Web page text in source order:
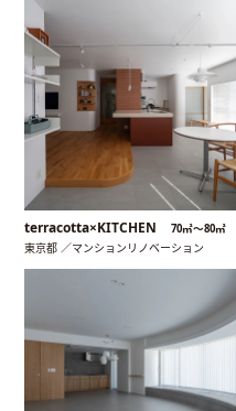
terracotta×KITCHEN 70㎡〜80㎡
東京都 ／マンションリノベーション